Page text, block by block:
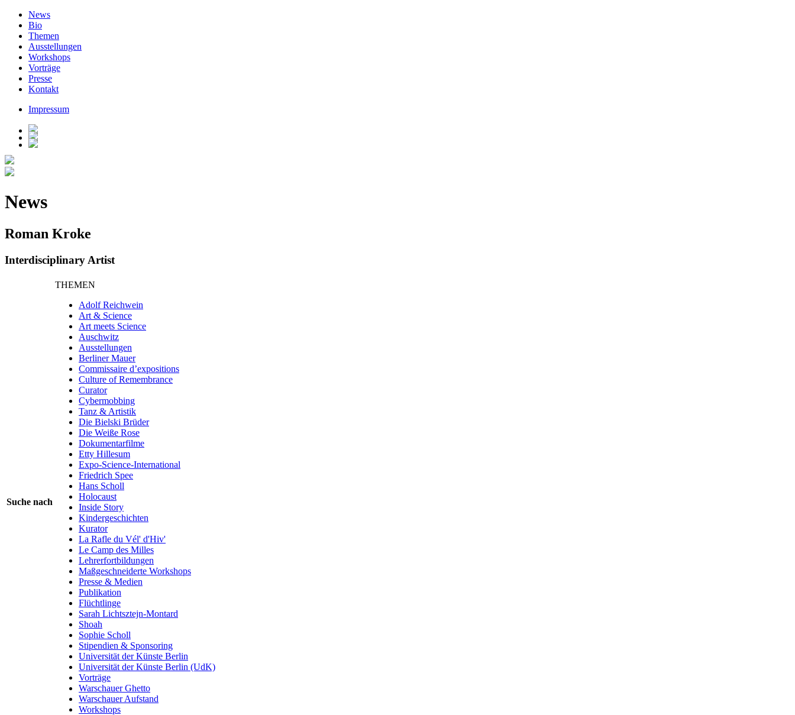
News
Bio
Themen
Ausstellungen
Workshops
Vorträge
Presse
Kontakt
Impressum
News
Roman Kroke
Interdisciplinary Artist
Suche nach
THEMEN
Adolf Reichwein
Art & Science
Art meets Science
Auschwitz
Ausstellungen
Berliner Mauer
Commissaire d’expositions
Culture of Remembrance
Curator
Cybermobbing
Tanz & Artistik
Die Bielski Brüder
Die Weiße Rose
Dokumentarfilme
Etty Hillesum
Expo-Science-International
Friedrich Spee
Hans Scholl
Holocaust
Inside Story
Kindergeschichten
Kurator
La Rafle du Vél' d'Hiv'
Le Camp des Milles
Lehrerfortbildungen
Maßgeschneiderte Workshops
Presse & Medien
Publikation
Flüchtlinge
Sarah Lichtsztejn-Montard
Shoah
Sophie Scholl
Stipendien & Sponsoring
Universität der Künste Berlin
Universität der Künste Berlin (UdK)
Vorträge
Warschauer Ghetto
Warschauer Aufstand
Workshops